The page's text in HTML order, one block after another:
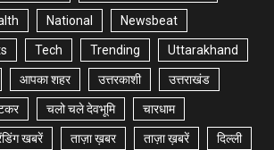
National Newsbeat
Tech Trending Uttarakhand
आपका शहर उत्तरकाशी उत्तराखंड
चलो चले देवभूमि चारधाम
खबरें ताज़ा ख़बर ताज़ा ख़बरें दिल्ली